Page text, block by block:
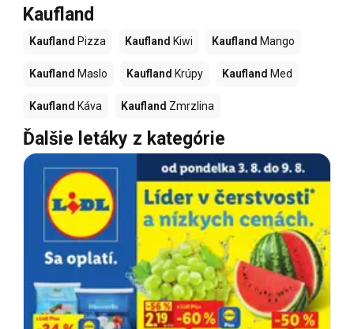
Kaufland
Kaufland Pizza Kaufland Kiwi Kaufland Mango
Kaufland Maslo Kaufland Krúpy Kaufland Med
Kaufland Káva Kaufland Zmrzlina
Ďalšie letáky z kategórie